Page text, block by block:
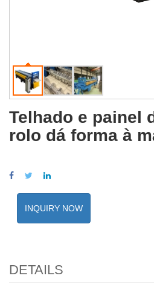
Telhado e painel
rolo dá forma à
INQUIRY NOW
DETAILS